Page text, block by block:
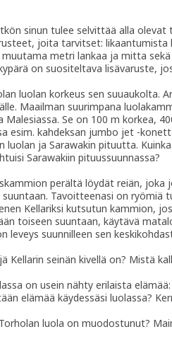
sinun tulee selvittää alla
joita tarvitset:
metri lankaa ja mitta
on suositeltava lisävaruste,
luolan korkeus sen suuaukolta.
Maailman suurimpana
Malesiassa. Se on 100 m korkea,
esim. kahdeksan jumbo jet -
luolan ja Sarawakin pituutta.
Sarawakiin pituussuunnassa?
perältä löydät reiän, joka
Tavoitteenasi on ryömiä
Kellariksi kutsutun kammion,
toiseen suuntaan, käytävä
leveys suunnilleen sen
Kellarin seinän kivellä on? Mistä
on usein nähty erilaista
elämää käydessäsi luolassa?
luola on muodostunut?